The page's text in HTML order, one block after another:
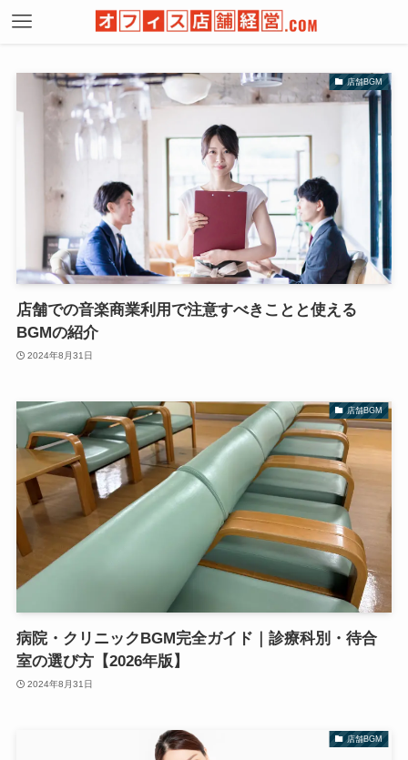
店舗BGM
店舗での音楽商業利用で注意すべきことと使える
BGMの紹介
2024年8月31日
店舗BGM
病院・クリニックBGM完全ガイド｜診療科別・待合
室の選び方【2026年版】
2024年8月31日
店舗BGM